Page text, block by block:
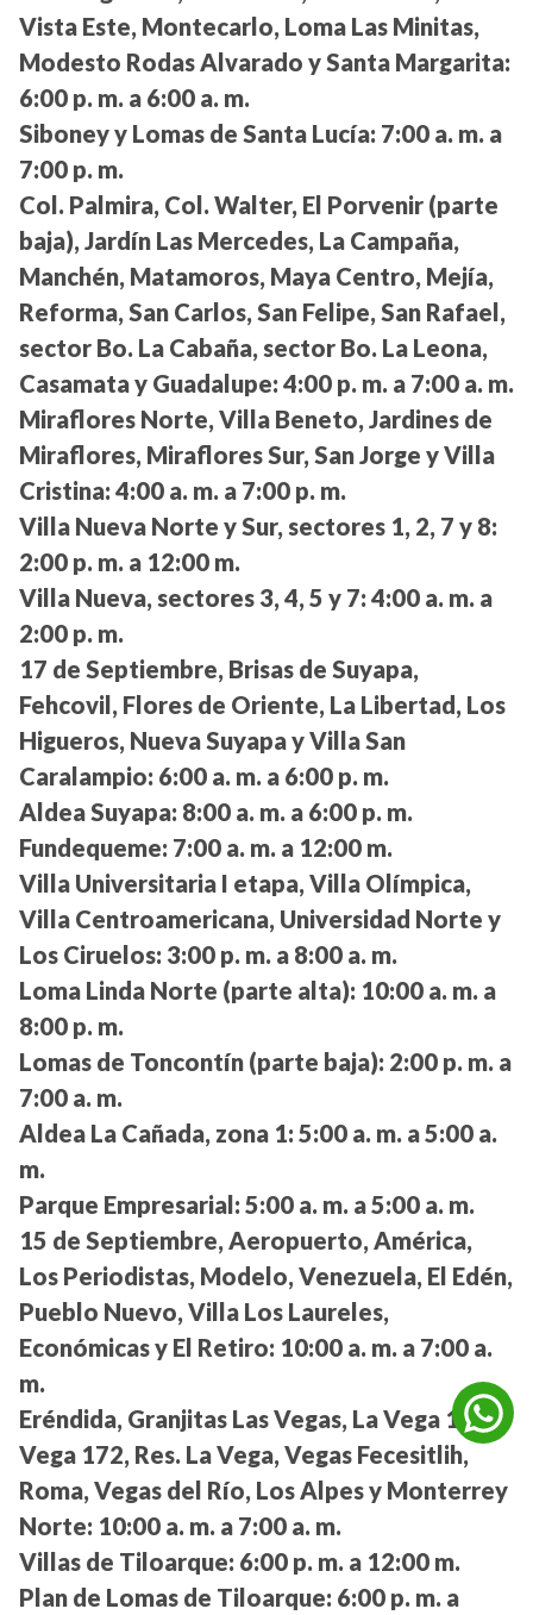
Vista Este, Montecarlo, Loma Las Minitas,
Modesto Rodas Alvarado y Santa Margarita:
6:00 p. m. a 6:00 a. m.
Siboney y Lomas de Santa Lucía: 7:00 a. m. a
7:00 p. m.
Col. Palmira, Col. Walter, El Porvenir (parte
baja), Jardín Las Mercedes, La Campaña,
Manchén, Matamoros, Maya Centro, Mejía,
Reforma, San Carlos, San Felipe, San Rafael,
sector Bo. La Cabaña, sector Bo. La Leona,
Casamata y Guadalupe: 4:00 p. m. a 7:00 a. m.
Miraflores Norte, Villa Beneto, Jardines de
Miraflores, Miraflores Sur, San Jorge y Villa
Cristina: 4:00 a. m. a 7:00 p. m.
Villa Nueva Norte y Sur, sectores 1, 2, 7 y 8:
2:00 p. m. a 12:00 m.
Villa Nueva, sectores 3, 4, 5 y 7: 4:00 a. m. a
2:00 p. m.
17 de Septiembre, Brisas de Suyapa,
Fehcovil, Flores de Oriente, La Libertad, Los
Higueros, Nueva Suyapa y Villa San
Caralampio: 6:00 a. m. a 6:00 p. m.
Aldea Suyapa: 8:00 a. m. a 6:00 p. m.
Fundequeme: 7:00 a. m. a 12:00 m.
Villa Universitaria I etapa, Villa Olímpica,
Villa Centroamericana, Universidad Norte y
Los Ciruelos: 3:00 p. m. a 8:00 a. m.
Loma Linda Norte (parte alta): 10:00 a. m. a
8:00 p. m.
Lomas de Toncontín (parte baja): 2:00 p. m. a
7:00 a. m.
Aldea La Cañada, zona 1: 5:00 a. m. a 5:00 a.
m.
Parque Empresarial: 5:00 a. m. a 5:00 a. m.
15 de Septiembre, Aeropuerto, América,
Los Periodistas, Modelo, Venezuela, El Edén,
Pueblo Nuevo, Villa Los Laureles,
Económicas y El Retiro: 10:00 a. m. a 7:00 a.
m.
Eréndida, Granjitas Las Vegas, La Vega 12, La
Vega 172, Res. La Vega, Vegas Fecesitlih,
Roma, Vegas del Río, Los Alpes y Monterrey
Norte: 10:00 a. m. a 7:00 a. m.
Villas de Tiloarque: 6:00 p. m. a 12:00 m.
Plan de Lomas de Tiloarque: 6:00 p. m. a